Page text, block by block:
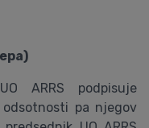
ARRS podpisuje
odsotnosti pa njegov